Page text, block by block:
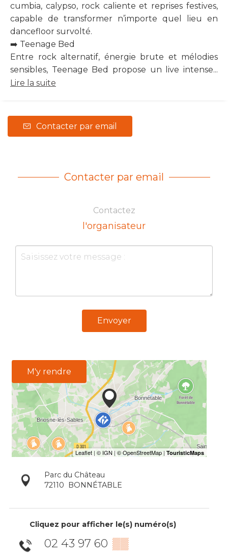
cumbia, calypso, rock caliente et reprises festives,
capable de transformer n’importe quel lieu en
dancefloor survolté.
➡️ Teenage Bed
Entre rock alternatif, énergie brute et mélodies
sensibles, Teenage Bed propose un live intense...
Lire la suite
Contacter par email
Contacter par email
Contactez
l'organisateur
Envoyer
M'y rendre
Parc du Château
72110
BONNÉTABLE
Cliquez pour afficher le(s) numéro(s)
02 43 97 60 ▒▒